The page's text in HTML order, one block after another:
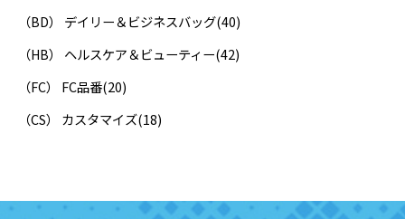
（BD） デイリー＆ビジネスバッグ(40)
（HB） ヘルスケア＆ビューティー(42)
（FC） FC品番(20)
（CS） カスタマイズ(18)